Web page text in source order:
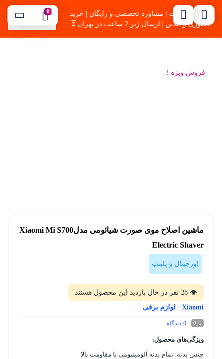
🔥بهترین قیمت | مشاوره تخصصی و رایگان | خرید
حضوری و آنلاین | ارسال زیر 2 ساعت در تهران ⏳
09121254344
0
فروش ویژه !
ماشین اصلاح موی صورت شیائومی مدلXiaomi Mi S700
Electric Shaver
اورجینال و پلمپ
👁
28نفر در حال بازدید این محصول هستند
Xiaomi
/ لوازم برقی
0
0 دیدگاه
ویژگی‌های محصول:
جنس بدنه: تمام بدنه آلومینیومی با مقاومت بالا